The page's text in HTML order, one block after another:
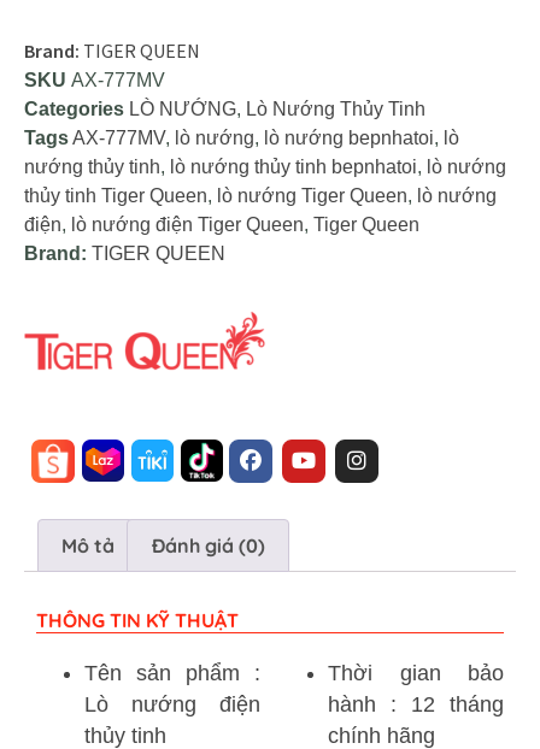
Brand: TIGER QUEEN
SKU AX-777MV
Categories LÒ NƯỚNG, Lò Nướng Thủy Tinh
TagsAX-777MV, lò nướng, lò nướng bepnhatoi, lò
nướng thủy tinh, lò nướng thủy tinh bepnhatoi, lò nướng
thủy tinh Tiger Queen, lò nướng Tiger Queen, lò nướng
điện, lò nướng điện Tiger Queen, Tiger Queen
Brand: TIGER QUEEN
Mô tả Đánh giá (0)
THÔNG TIN KỸ THUẬT
Tên sản phẩm :
Lò nướng điện
thủy tinh
Thời gian bảo
hành : 12 tháng
chính hãng